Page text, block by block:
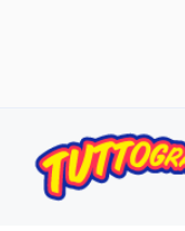
contenuto